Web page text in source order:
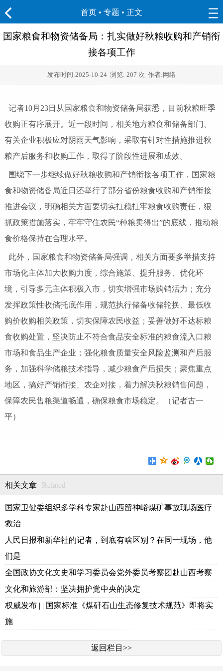
首页 • 专题 • 正文
国家粮食和物资储备局：扎实做好秋粮收购和产销衔
接各项工作
发布时间:2025-10-24 浏览: 207 次 作者:网络
记者10月23日从国家粮食和物资储备局获悉，目前秋粮旺季
收购正有序展开。近一段时间，相关地方粮食和储备部门、
有关企业积极应对阴雨天气影响，采取有针对性措施推进秋
粮产后服务和收购工作，取得了阶段性进展和成效。
围绕下一步继续做好秋粮收购和产销衔接各项工作，国家粮
食和物资储备局近日还举行了部分省份粮食收购和产销衔接
推进会议，明确相关方面要切实扛稳扛牢粮食收购责任，狠
抓政策措施落实，牢牢守住农民“种粮卖得出”的底线，推动粮
食价格保持在合理水平。
此外，国家粮食和物资储备局强调，相关方面要多举措支持
市场化主体加大收购力度，综合施策、提升服务、优化环
境，引导多元主体积极入市，切实增强市场购销活力；充分
发挥政策性收储托底作用，规范执行储备收储轮换、最低收
购价收购相关政策，切实保障农民收益；妥善做好不达标粮
食收购处置，坚决防止不符合食品安全标准的粮食流入口粮
市场和食品生产企业；强化粮食质量安全风险监测和产后服
务，加强科学储粮技术指导，减少粮食产后损失；聚焦重点
地区，搞好产销衔接、农企对接，着力解决秋粮销售问题，
保障农民售粮渠道畅通，确保粮食市场稳定。（记者古一
平）
相关文章 Related
国家卫健委组织多学科专家赴山西留神峪煤矿事故现场医疗
救治
人民日报和新华社的记者，到底有啥区别？在同一现场，他
们是
全国政协文化文史和学习委员会党外委员考察团赴山西考察
文化和旅游部：坚决拥护党中央的决定
权威发布 | | 国家标准《煤矸石山生态修复技术规范》即将实
施
返回栏目>>